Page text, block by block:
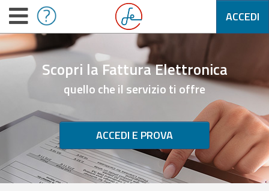
ACCEDI
Scopri la Fattura Elettronica
quello che il servizio ti offre
ACCEDI E PROVA